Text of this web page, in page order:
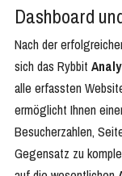
Dashboard
Nach der
sich das Rybbit
alle erfassten
ermöglicht Ihnen
Besucherzahlen,
Gegensatz zu